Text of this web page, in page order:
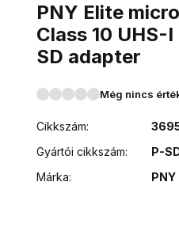
PNY Elite
Class 10 UHS-
SD adapter
Még nincs
Cikkszám:
Gyártói cikkszám:
P-
Márka:
PNY